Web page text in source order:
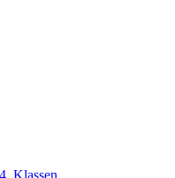
Klassen